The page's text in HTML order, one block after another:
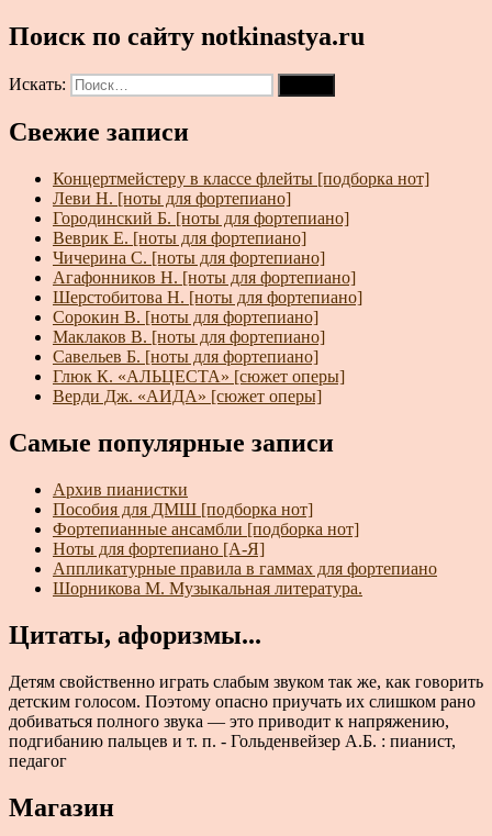
Поиск по сайту notkinastya.ru
Искать:
Свежие записи
Концертмейстеру в классе флейты [подборка нот]
Леви Н. [ноты для фортепиано]
Городинский Б. [ноты для фортепиано]
Веврик Е. [ноты для фортепиано]
Чичерина С. [ноты для фортепиано]
Агафонников Н. [ноты для фортепиано]
Шерстобитова Н. [ноты для фортепиано]
Сорокин В. [ноты для фортепиано]
Маклаков В. [ноты для фортепиано]
Савельев Б. [ноты для фортепиано]
Глюк К. «АЛЬЦЕСТА» [сюжет оперы]
Верди Дж. «АИДА» [сюжет оперы]
Самые популярные записи
Архив пианистки
Пособия для ДМШ [подборка нот]
Фортепианные ансамбли [подборка нот]
Ноты для фортепиано [А-Я]
Аппликатурные правила в гаммах для фортепиано
Шорникова М. Музыкальная литература.
Цитаты, афоризмы...
Детям свойственно играть слабым звуком так же, как говорить
детским голосом. Поэтому опасно приучать их слишком рано
добиваться полного звука — это приводит к напряжению,
подгибанию пальцев и т. п. - Гольденвейзер А.Б. : пианист,
педагог
Магазин